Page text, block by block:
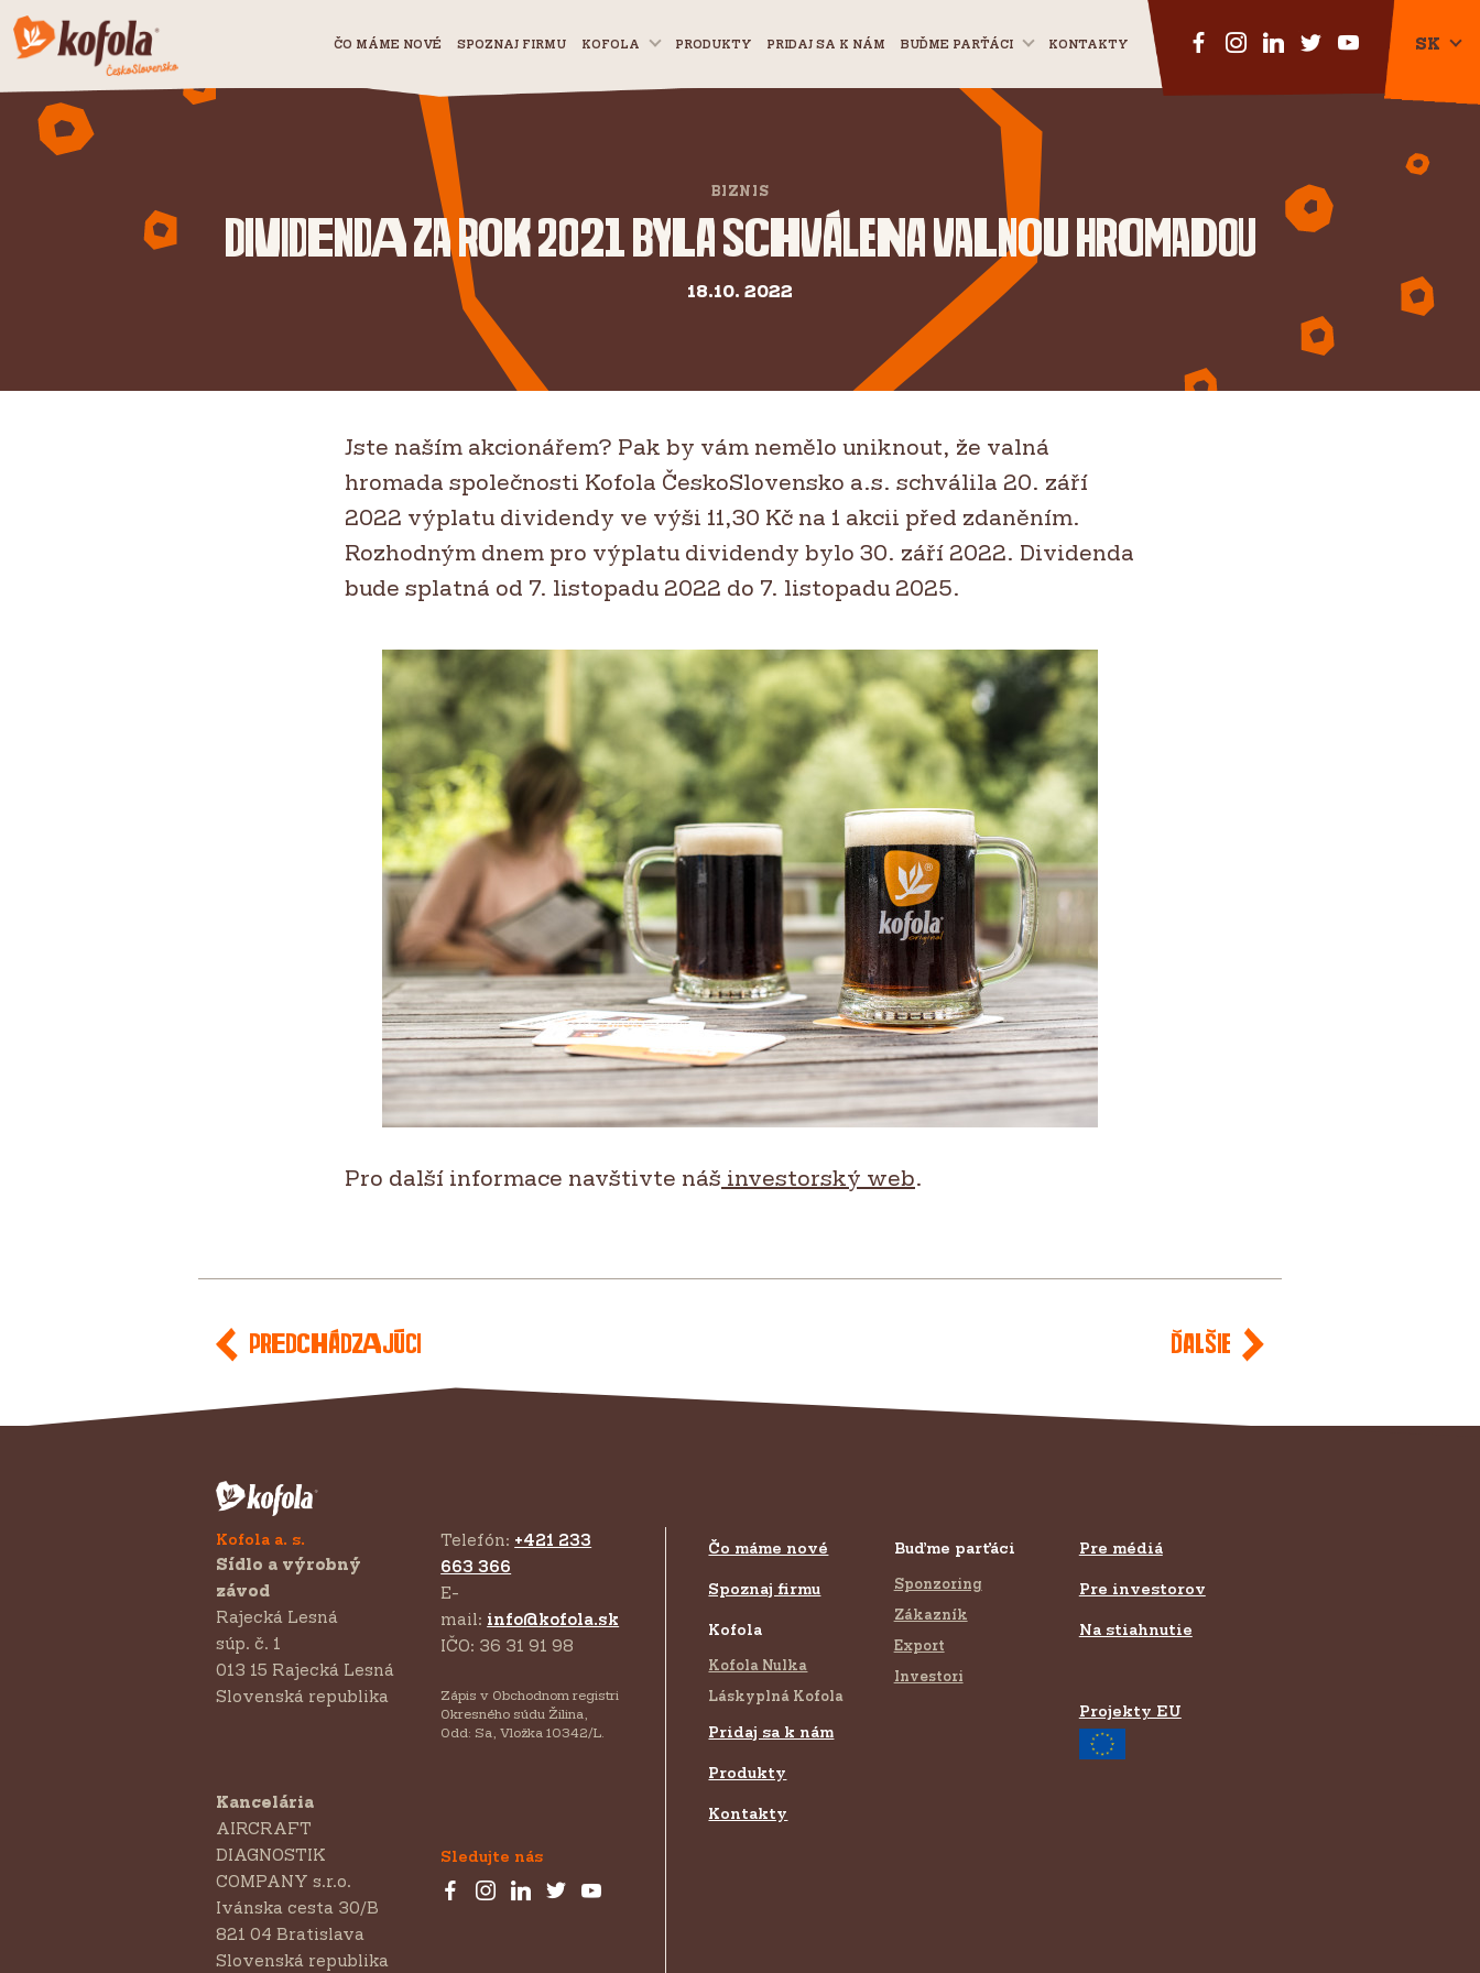
ČO MÁME NOVÉ SPOZNAJ FIRMU KOFOLA PRODUKTY PRIDAJ SA K NÁM BUĎME PARŤÁCI KONTAKTY SK
EN
BIZNIS
Dividenda za rok 2021 byla schválena valnou hromadou
18.10. 2022
Jste naším akcionářem? Pak by vám nemělo uniknout, že valná
hromada společnosti Kofola ČeskoSlovensko a.s. schválila 20. září
2022 výplatu dividendy ve výši 11,30 Kč na 1 akcii před zdaněním.
Rozhodným dnem pro výplatu dividendy bylo 30. září 2022. Dividenda
bude splatná od 7. listopadu 2022 do 7. listopadu 2025.
Pro další informace navštivte náš investorský web.
Predchádzajúci Ďalšie
Kofola a. s.
Sídlo a výrobný
závod
Rajecká Lesná
súp. č. 1
013 15 Rajecká Lesná
Slovenská republika
Kancelária
AIRCRAFT
DIAGNOSTIK
COMPANY s.r.o.
‍Ivánska cesta 30/B
821 04 Bratislava
Slovenská republika
Telefón: +421 233
663 366
E-
mail: info@kofola.sk
IČO: 36 31 91 98
Zápis v Obchodnom registri
Okresného súdu Žilina,
Odd: Sa, Vložka 10342/L.
Sledujte nás
Čo máme nové
Spoznaj firmu
Kofola
Kofola Nulka
Láskyplná Kofola
Pridaj sa k nám
Produkty
Kontakty
Buďme parťáci
Sponzoring
Zákazník
Export
Investori
Pre médiá
Pre investorov
Na stiahnutie
Projekty EU